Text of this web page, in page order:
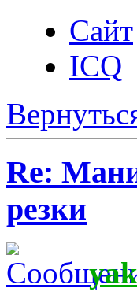
Сайт
ICQ
Re:
резки